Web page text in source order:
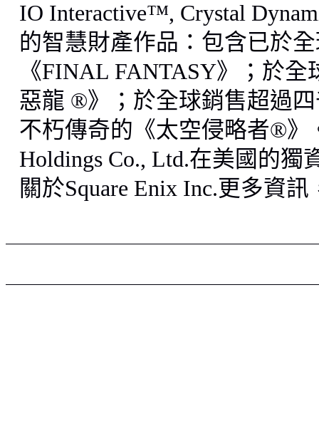
IO Interactive™, Crystal
的智慧財產作品：包含已於
《FINAL FANTASY》；於全
惡龍 ®》；於全球銷售超過
不朽傳奇的《太空侵略者®》
Holdings Co., Ltd.在美國的獨
關於Square Enix Inc. 更多資訊